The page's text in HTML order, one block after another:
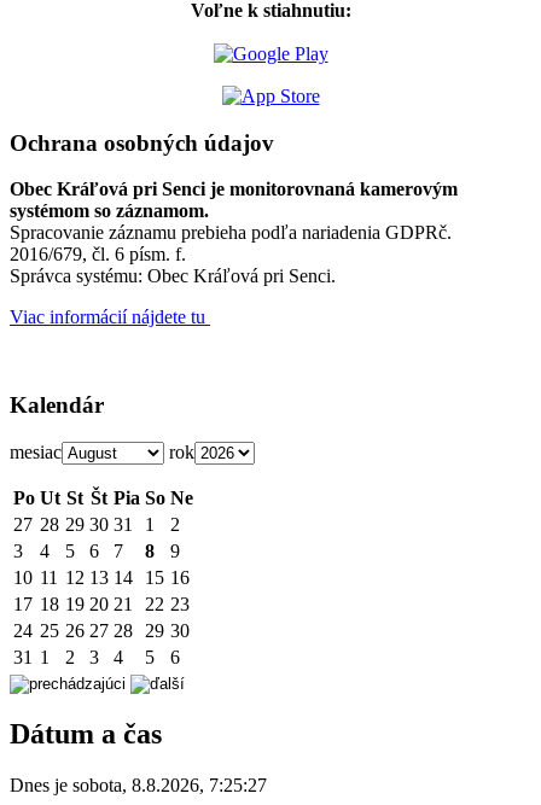
Voľne k stiahnutiu:
Ochrana osobných údajov
Obec Kráľová pri Senci je monitorovnaná kamerovým
systémom so záznamom.
Spracovanie záznamu prebieha podľa nariadenia GDPRč.
2016/679, čl. 6 písm. f.
Správca systému: Obec Kráľová pri Senci.
Viac informácií nájdete tu
Kalendár
mesiac rok
Po Ut St Št Pia So Ne
27 28 29 30 31 1
2
3
4 5 6 7 8
9
10 11 12 13 14 15 16
17 18 19 20 21 22 23
24 25 26 27 28 29 30
31 1 2 3 4 5 6
Dátum a čas
Dnes je sobota, 8.8.2026, 7:25:27